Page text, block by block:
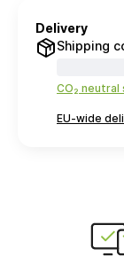
Delivery
Shipping
CO₂ neutral
EU-wide